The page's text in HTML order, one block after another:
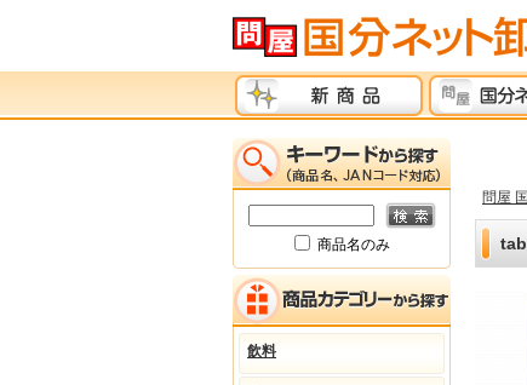
問屋
商品名のみ
飲料